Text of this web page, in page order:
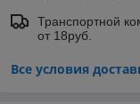
Транспортной
от 18руб.
Все условия